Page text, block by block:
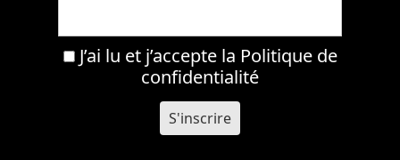
J’ai lu et j’accepte la Politique de
confidentialité